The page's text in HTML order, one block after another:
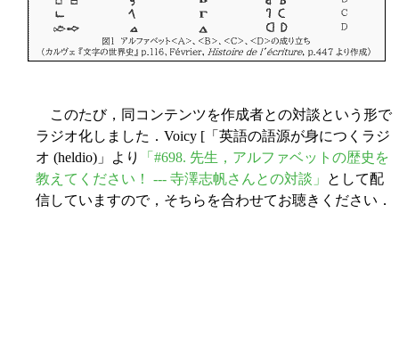
このたび，同コンテンツを作成者との対談という形で
ラジオ化しました．Voicy [「英語の語源が身につくラジ
オ (heldio)」より
「#698. 先生，アルファベットの歴史を
教えてください！ --- 寺澤志帆さんとの対談」
として配
信していますので，そちらを合わせてお聴きください．